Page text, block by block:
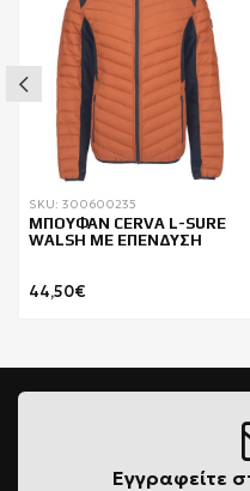
SKU: 300600235
ΜΠΟΥΦΑΝ CERVA L-SURE
WALSH ΜΕ ΕΠΕΝΔΥΣΗ
44,50€
Εγγραφείτε